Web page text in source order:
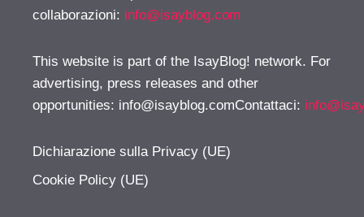
collaborazioni: info@isayblog.com
This website is part of the IsayBlog! network. For
advertising, press releases and other
opportunities: info@isayblog.comContattaci:
Dichiarazione sulla Privacy (UE)
Cookie Policy (UE)